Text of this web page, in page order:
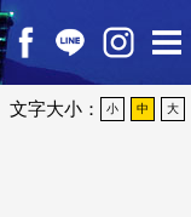
文字大小： 小 中 大